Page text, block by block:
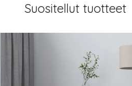
Suositellut tuotteet